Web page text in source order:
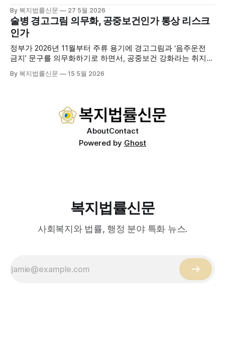
고 본격적인 서비스 제공에 나서고 있다. 재택의료센터
는 (한)의사가 거동 불편으로 의료기관 이용이 어렵다고 판단
한 장기요양 등급자를 대상으로, (한)의사·간호사·사회복지사
로 구성된 다학제 팀이 직접 가정을 방문해 건강관리서비스
를 제공하는
By 복지법률신문 27 5월 2026
술병 경고그림 의무화, 공중보건인가 통상 리스크
인가
정부가 2026년 11월부터 주류 용기에 경고그림과 ‘음주운전
금지’ 문구를 의무화하기로 하면서, 공중보건 강화라는 취지와
도는 국제 통상 규범, 영세업체 부담, 소비자 선택권 등 다양한
By 복지법률신문 15 5월 2026
AboutContact
Powered by Ghost
복지법률신문
사회복지와 법률, 행정 분야 특화 뉴스.